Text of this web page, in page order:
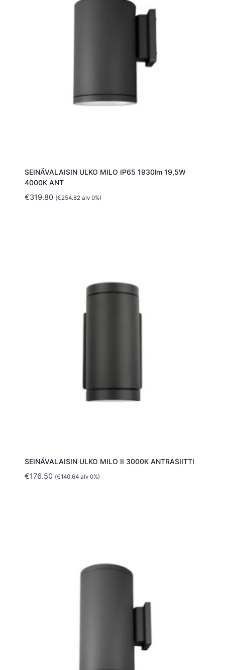
SEINÄVALAISIN ULKO MILO IP65 1930lm 19,5W
4000K ANT
€319.80 (€254.82 alv 0%)
SEINÄVALAISIN ULKO MILO II 3000K ANTRASIITTI
€176.50 (€140.64alv 0%)